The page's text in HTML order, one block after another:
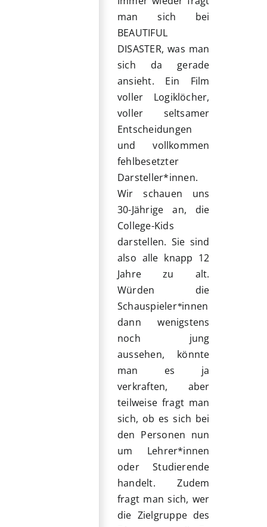
man sich bei
BEAUTIFUL
DISASTER, was man
sich da gerade
ansieht. Ein Film
voller Logiklöcher,
voller seltsamer
Entscheidungen
und vollkommen
fehlbesetzter
Darsteller*innen.
Wir schauen uns
30-Jährige an, die
College-Kids
darstellen. Sie sind
also alle knapp 12
Jahre zu alt.
Würden die
Schauspieler*innen
dann wenigstens
noch jung
aussehen, könnte
man es ja
verkraften, aber
teilweise fragt man
sich, ob es sich bei
den Personen nun
um Lehrer*innen
oder Studierende
handelt. Zudem
fragt man sich, wer
die Zielgruppe des